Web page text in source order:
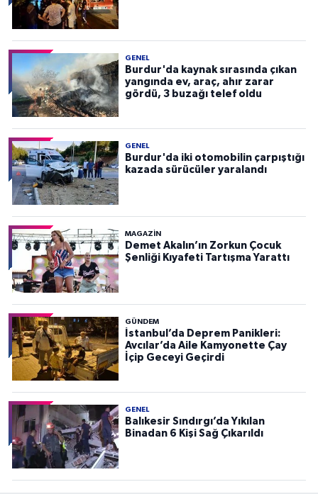
GENEL
Burdur'da kaynak sırasında çıkan
yangında ev, araç, ahır zarar
gördü, 3 buzağı telef oldu
GENEL
Burdur'da iki otomobilin çarpıştığı
kazada sürücüler yaralandı
MAGAZİN
Demet Akalın’ın Zorkun Çocuk
Şenliği Kıyafeti Tartışma Yarattı
GÜNDEM
İstanbul’da Deprem Panikleri:
Avcılar’da Aile Kamyonette Çay
İçip Geceyi Geçirdi
GENEL
Balıkesir Sındırgı’da Yıkılan
Binadan 6 Kişi Sağ Çıkarıldı